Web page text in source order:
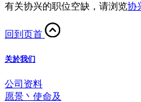
有关协兴的职位空缺，请浏览协
回到页首
关於我们
公司资料
愿景丶使命及